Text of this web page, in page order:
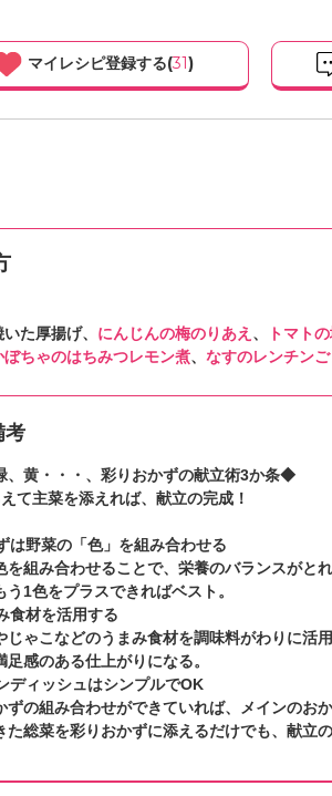
マイレシピ登録する(31)
いた厚揚げ、 にんじんの梅のりあえ 、 トマト
ぼちゃのはちみつレモン煮、 なすのレンチンご
考
黄・・・、彩りおかずの献立術3か条◆
て主菜を添えれば、献立の完成！
は野菜の「色」を組み合わせる
を組み合わせることで、栄養のバランスがと
う1色をプラスできればベスト。
食材を活用する
じゃこなどのうまみ食材を調味料がわりに活
足感のある仕上がりになる。
ディッシュはシンプルでOK
ずの組み合わせができていれば、メインのお
た総菜を彩りおかずに添えるだけでも、献立の